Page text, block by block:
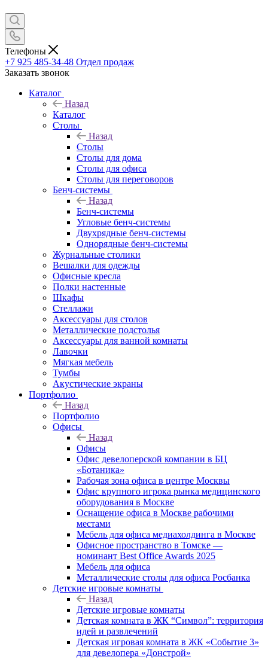
Телефоны
+7 925 485-34-48 Отдел продаж
Заказать звонок
Каталог
Назад
Каталог
Столы
Назад
Столы
Столы для дома
Столы для офиса
Столы для переговоров
Бенч-системы
Назад
Бенч-системы
Угловые бенч-системы
Двухрядные бенч-системы
Однорядные бенч-системы
Журнальные столики
Вешалки для одежды
Офисные кресла
Полки настенные
Шкафы
Стеллажи
Аксессуары для столов
Металлические подстолья
Аксессуары для ванной комнаты
Лавочки
Мягкая мебель
Тумбы
Акустические экраны
Портфолио
Назад
Портфолио
Офисы
Назад
Офисы
Офис девелоперской компании в БЦ
«Ботаника»
Рабочая зона офиса в центре Москвы
Офис крупного игрока рынка медицинского
оборудования в Москве
Оснащение офиса в Москве рабочими
местами
Мебель для офиса медиахолдинга в Москве
Офисное пространство в Томске —
номинант Best Office Awards 2025
Мебель для офиса
Металлические столы для офиса Росбанка
Детские игровые комнаты
Назад
Детские игровые комнаты
Детская комната в ЖК “Символ”: территория
идей и развлечений
Детская игровая комната в ЖК «Событие 3»
для девелопера «Донстрой»